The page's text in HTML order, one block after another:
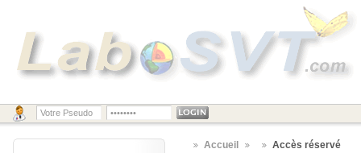
Accueil Accès réservé